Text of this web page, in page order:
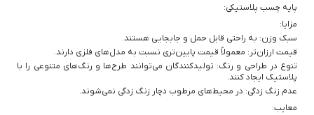
پایه چسب پلاستیکی:
مزایا:
سبک وزن: به راحتی قابل حمل و جابجایی هستند.
قیمت ارزان‌تر: معمولاً قیمت پایین‌تری نسبت به مدل‌های فلزی دارند.
تنوع در طراحی و رنگ: تولیدکنندگان می‌توانند طرح‌ها و رنگ‌های متنوعی را با
پلاستیک ایجاد کنند.
عدم زنگ زدگی: در محیط‌های مرطوب دچار زنگ زدگی نمی‌شوند.
معایب: